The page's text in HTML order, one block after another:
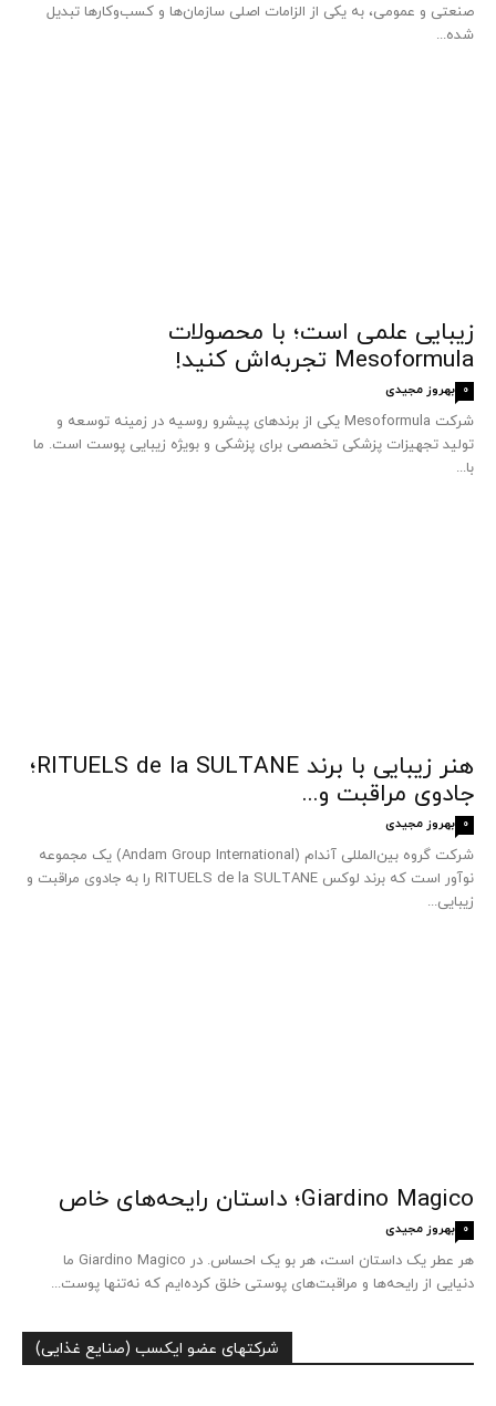
صنعتی و عمومی، به یکی از الزامات اصلی سازمان‌ها و کسب‌وکارها تبدیل
شده...
زیبایی علمی است؛ با محصولات
Mesoformula تجربه‌اش کنید!
بهروز مجیدی 0
شرکت Mesoformula یکی از برندهای پیشرو روسیه در زمینه توسعه و
تولید تجهیزات پزشکی تخصصی برای پزشکی و بویژه زیبایی پوست است. ما
با...
هنر زیبایی با برند RITUELS de la SULTANE؛
جادوی مراقبت و...
بهروز مجیدی 0
شرکت گروه بین‌المللی آندام (Andam Group International) یک مجموعه
نوآور است که برند لوکس RITUELS de la SULTANE را به جادوی مراقبت و
زیبایی...
Giardino Magico؛ داستان رایحه‌های خاص
بهروز مجیدی 0
هر عطر یک داستان است، هر بو یک احساس. در Giardino Magico ما
دنیایی از رایحه‌ها و مراقبت‌های پوستی خلق کرده‌ایم که نه‌تنها پوست...
شرکتهای عضو ایکسب (صنایع غذایی)